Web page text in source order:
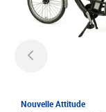
Nouvelle Attitude